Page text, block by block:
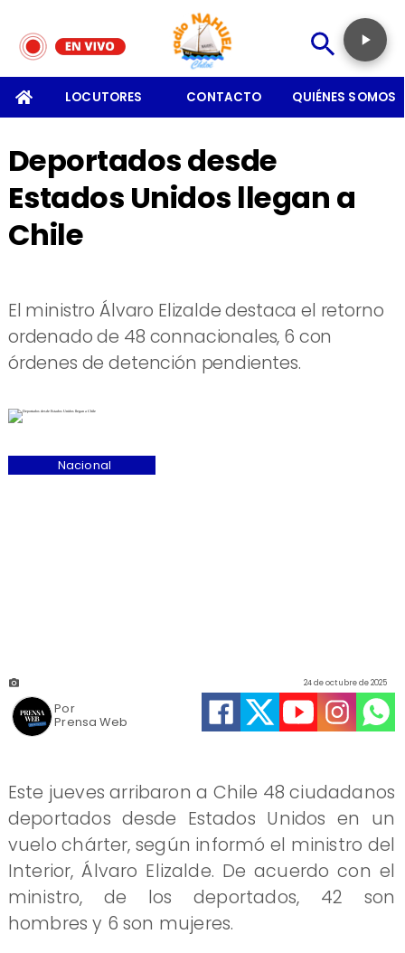
LOCUTORES CONTACTO QUIÉNES SOMOS
Deportados desde
Estados Unidos llegan a
Chile
El ministro Álvaro Elizalde destaca el retorno
ordenado de 48 connacionales, 6 con
órdenes de detención pendientes.
Prensa Web
24 de octubre de 2025
Nacional
Por
Este jueves arribaron a Chile 48 ciudadanos
deportados desde Estados Unidos en un
vuelo chárter, según informó el ministro del
Interior, Álvaro Elizalde. De acuerdo con el
ministro, de los deportados, 42 son
hombres y 6 son mujeres.